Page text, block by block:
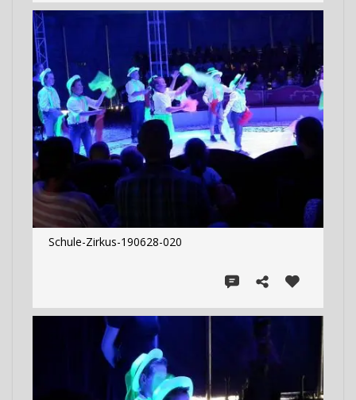
Schule-Zirkus-190628-020